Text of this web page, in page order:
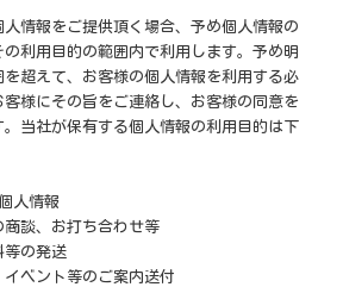
情報をご提供頂く場合、予め個人情報の
利用目的の範囲内で利用します。予め明
超えて、お客様の個人情報を利用する必
様にその旨をご連絡し、お客様の同意を
当社が保有する個人情報の利用目的は下
人情報
商談、お打ち合わせ等
等の発送
イベント等のご案内送付